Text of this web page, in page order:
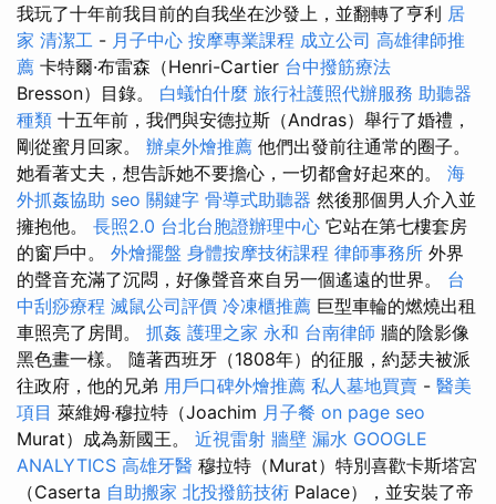
我玩了十年前我目前的自我坐在沙發上，並翻轉了亨利 居
家 清潔工 - 月子中心 按摩專業課程 成立公司 高雄律師推
薦 卡特爾·布雷森（Henri-Cartier 台中撥筋療法
Bresson）目錄。 白蟻怕什麼 旅行社護照代辦服務 助聽器
種類 十五年前，我們與安德拉斯（Andras）舉行了婚禮，
剛從蜜月回家。 辦桌外燴推薦 他們出發前往通常的圈子。
她看著丈夫，想告訴她不要擔心，一切都會好起來的。 海
外抓姦協助 seo 關鍵字 骨導式助聽器 然後那個男人介入並
擁抱他。 長照2.0 台北台胞證辦理中心 它站在第七​​樓套房
的窗戶中。 外燴擺盤 身體按摩技術課程 律師事務所 外界
的聲音充滿了沉悶，好像聲音來自另一個遙遠的世界。 台
中刮痧療程 滅鼠公司評價 冷凍櫃推薦 巨型車輪的燃燒出租
車照亮了房間。 抓姦 護理之家 永和 台南律師 牆的陰影像
黑色畫一樣。 隨著西班牙（1808年）的征服，約瑟夫被派
往政府，他的兄弟 用戶口碑外燴推薦 私人墓地買賣 - 醫美
項目 萊維姆·穆拉特（Joachim 月子餐 on page seo
Murat）成為新國王。 近視雷射 牆壁 漏水 GOOGLE
ANALYTICS 高雄牙醫 穆拉特（Murat）特別喜歡卡斯塔宮
（Caserta 自助搬家 北投撥筋技術 Palace），並安裝了帝